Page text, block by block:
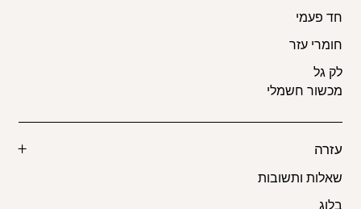
חד פעמי
חומרי עזר
לק גל
מכשור חשמלי
עזרה
שאלות ותשובות
בלוג